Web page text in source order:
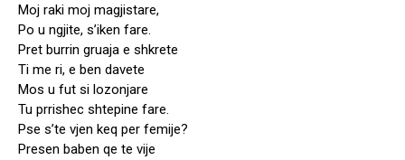
Moj raki moj magjistare,
Po u ngjite, s’iken fare.
Pret burrin gruaja e shkrete
Ti me ri, e ben davete
Mos u fut si lozonjare
Tu prrishec shtepine fare.
Pse s’te vjen keq per femije?
Presen baben qe te vije